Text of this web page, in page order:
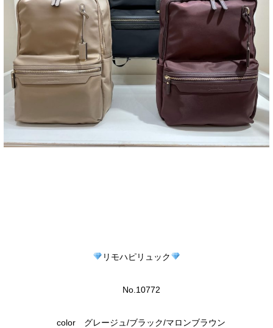
リモハピリュック
No.10772
color グレージュ/ブラック/マロンブラウン